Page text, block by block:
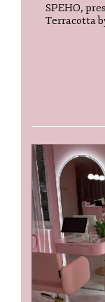
SPEHO,
Terracotta